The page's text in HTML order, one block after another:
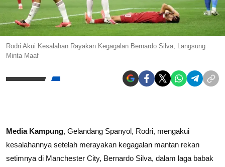
Rodri Akui Kesalahan Rayakan Kegagalan Bernardo Silva, Langsung
Minta Maaf
Media Kampung, Gelandang Spanyol, Rodri, mengakui
kesalahannya setelah merayakan kegagalan mantan rekan
setimnya di Manchester City, Bernardo Silva, dalam laga babak